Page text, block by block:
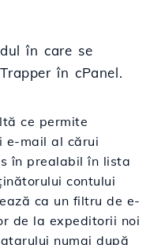
în care se
în cPanel.
ce permite
e-mail al cărui
în prealabil în lista
contului
ca un filtru de e-
de la expeditorii noi
numai după